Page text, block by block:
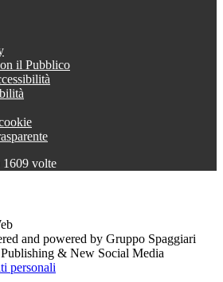
il Pubblico
1609 volte
and powered by Gruppo Spaggiari
& New Social Media
personali